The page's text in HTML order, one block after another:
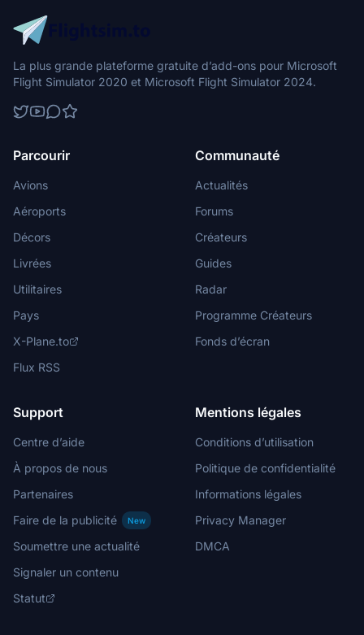
La plus grande plateforme gratuite d’add-ons pour Microsoft
Flight Simulator 2020 et Microsoft Flight Simulator 2024.
Parcourir
Avions
Aéroports
Décors
Livrées
Utilitaires
Pays
X-Plane.to
Flux RSS
Communauté
Actualités
Forums
Créateurs
Guides
Radar
Programme Créateurs
Fonds d’écran
Support
Centre d’aide
À propos de nous
Partenaires
Faire de la publicité
New
Soumettre une actualité
Signaler un contenu
Statut
Mentions légales
Conditions d’utilisation
Politique de confidentialité
Informations légales
Privacy Manager
DMCA